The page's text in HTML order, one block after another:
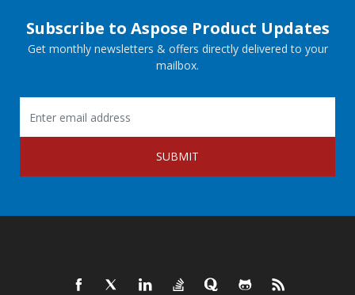
Subscribe to Aspose Product Updates
Get monthly newsletters & offers directly delivered to your
mailbox.
SUBMIT